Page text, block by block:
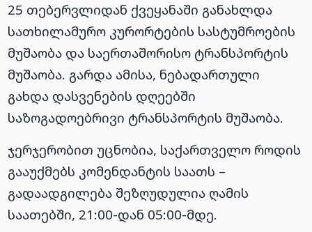
25 თებერვლიდან ქვეყანაში განახლდა
სათხილამურო კურორტების სასტუმროების
მუშაობა და საერთაშორისო ტრანსპორტის
მუშაობა. გარდა ამისა, ნებადართული
გახდა დასვენების დღეებში
საზოგადოებრივი ტრანსპორტის მუშაობა.
ჯერჯერობით უცნობია, საქართველო როდის
გააუქმებს კომენდანტის საათს –
გადაადგილება შეზღუდულია ღამის
საათებში, 21:00-დან 05:00-მდე.